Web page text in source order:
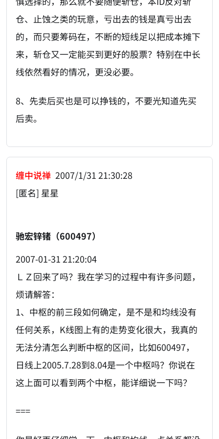
仓、止蚀之类的玩意，亏出去的钱是真亏出去
的，而只要筹码在，不断的短线足以把成本摊下
来，斩仓又一定能买到更好的股票？特别在中长
线依然看好的情况，更没必要。
8、先卖后买也是可以挣钱的，不要光知道先买
后卖。
缠中说禅 2007/1/31 21:30:28
[匿名] 星星
驰宏锌锗（600497）
2007-01-31 21:20:04
ＬＺ回来了吗？我在学习的过程中有许多问题，
烦请解答：
1、中枢的前三段如何确定，是不是和均线没有
任何关系，K线图上有的走势变化很大，我真的
无法分清怎么判断中枢的区间，比如600497，
日线上2005.7.28到8.04是一个中枢吗？你说在
这上面可以看到两个中枢，能详细说一下吗？
===